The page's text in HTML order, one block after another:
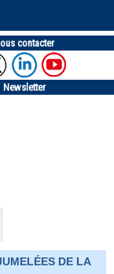
contacter
Newsletter
DE LA